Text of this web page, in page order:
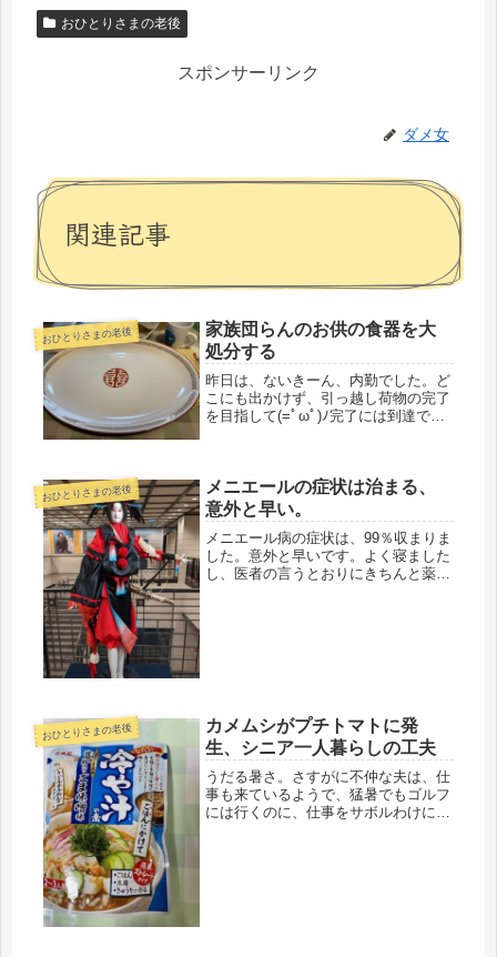
おひとりさまの老後
スポンサーリンク
ダメ女
関連記事
おひとりさまの老後
家族団らんのお供の食器を大
処分する
昨日は、ないきーん、内勤でした。ど
こにも出かけず、引っ越し荷物の完了
を目指して(=ﾟωﾟ)ﾉ完了には到達でき
しこりにしこった銘柄みたいな...
おひとりさまの老後
メニエールの症状は治まる、
意外と早い。
メニエール病の症状は、99％収まりま
した。意外と早いです。よく寝ました
し、医者の言うとおりにきちんと薬を
おひとりさまの老後
カメムシがプチトマトに発
生、シニア一人暮らしの工夫
うだる暑さ。さすがに不仲な夫は、仕
事も来ているようで、猛暑でもゴルフ
には行くのに、仕事をサボルわけにも